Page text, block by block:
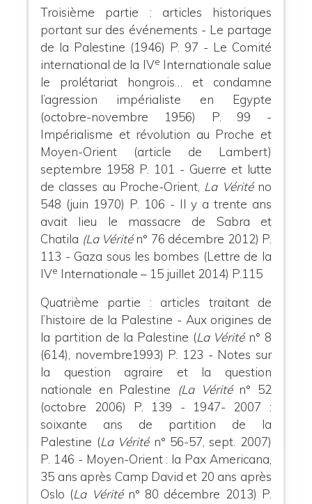
Troisième partie : articles historiques
portant sur des événements - Le partage
de la Palestine (1946) P. 97 - Le Comité
international de la IVe Internationale salue
le prolétariat hongrois… et condamne
l’agression impérialiste en Egypte
(octobre-novembre 1956) P. 99 -
Impérialisme et révolution au Proche et
Moyen-Orient
(article de Lambert)
septembre 1958 P. 101 - Guerre et lutte
de classes au Proche-Orient, La Vériténo
548 (juin 1970) P. 106 - Il y a trente ans
avait lieu le massacre de Sabra et
Chatila (La Véritén° 76 décembre 2012) P.
113 - Gaza sous les bombes (Lettre de la
IVe Internationale – 15 juillet 2014) P.115
Quatrième partie : articles traitant de
l’histoire de la Palestine - Aux origines de
la partition de la Palestine (La Vérité n° 8
(614), novembre1993) P. 123 - Notes sur
la question agraire et la question
nationale en Palestine
(La Véritén° 52
(octobre 2006) P. 139 - 1947- 2007 :
soixante ans de partition de la
Palestine (La Véritén° 56-57, sept. 2007)
P. 146 - Moyen-Orient : la Pax Americana,
35 ans après Camp David et 20 ans après
Oslo (La Véritén° 80 décembre 2013) P.